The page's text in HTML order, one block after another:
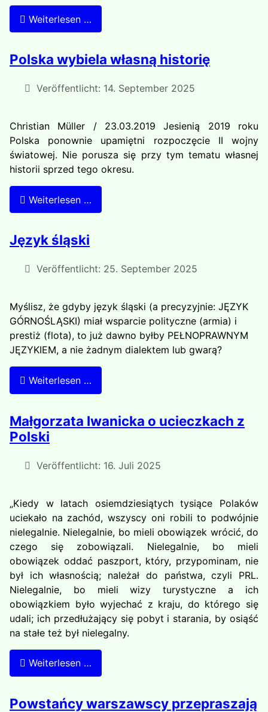
Weiterlesen …
Polska wybiela własną historię
Veröffentlicht: 14. September 2025
Christian Müller / 23.03.2019 Jesienią 2019 roku
Polska ponownie upamiętni rozpoczęcie II wojny
światowej. Nie porusza się przy tym tematu własnej
historii sprzed tego okresu.
Weiterlesen …
Język śląski
Veröffentlicht: 25. September 2025
Myślisz, że gdyby język śląski (a precyzyjnie: JĘZYK
GÓRNOŚLĄSKI) miał wsparcie polityczne (armia) i
prestiż (flota), to już dawno byłby PEŁNOPRAWNYM
JĘZYKIEM, a nie żadnym dialektem lub gwarą?
Weiterlesen …
Małgorzata Iwanicka o ucieczkach z
Polski
Veröffentlicht: 16. Juli 2025
„Kiedy w latach osiemdziesiątych tysiące Polaków
uciekało na zachód, wszyscy oni robili to podwójnie
nielegalnie. Nielegalnie, bo mieli obowiązek wrócić, do
czego się zobowiązali. Nielegalnie, bo mieli
obowiązek oddać paszport, który, przypominam, nie
był ich własnością; należał do państwa, czyli PRL.
Nielegalnie, bo mieli wizy turystyczne a ich
obowiązkiem było wyjechać z kraju, do którego się
udali; ich przedłużający się pobyt i starania, by osiąść
na stałe też był nielegalny.
Weiterlesen …
Powstańcy warszawscy przepraszają